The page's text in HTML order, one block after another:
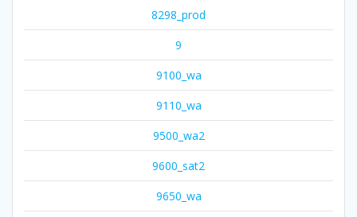
8298_prod
9
9100_wa
9110_wa
9500_wa2
9600_sat2
9650_wa